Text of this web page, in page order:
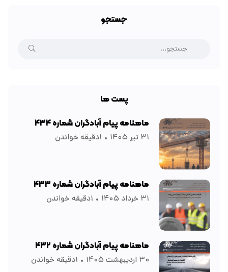
جستجو
پست ها
ماهنامه پیام آبادگران شماره ۴۳۴
۳۱ تیر ۱۴۰۵ ۱دقیقه خواندن
ماهنامه پیام آبادگران شماره ۴۳۳
۳۱ خرداد ۱۴۰۵ ۱دقیقه خواندن
ماهنامه پیام آبادگران شماره ۴۳۲
۳۰ اردیبهشت ۱۴۰۵ ۱دقیقه خواندن